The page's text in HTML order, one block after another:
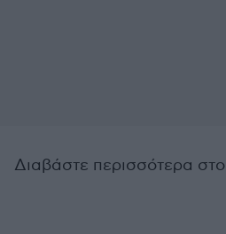
Διαβάστε περισσότερα στο